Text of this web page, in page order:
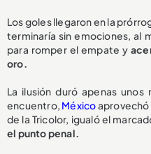
Los goles llegaron en la
terminaría sin emociones, al
para romper el empate y
oro.
La ilusión duró apenas
encuentro, México
de la Tricolor, igualó el
el punto penal.